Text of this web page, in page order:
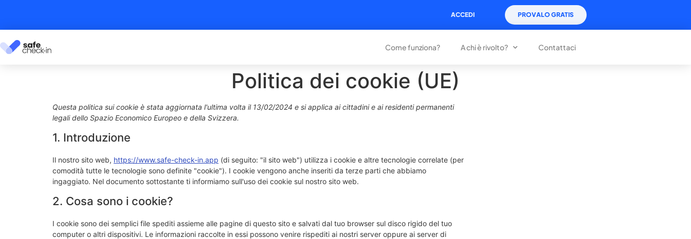
ACCEDI PROVALO GRATIS
Come funziona? A chi è rivolto? Contattaci
Politica dei cookie (UE)
Questa politica sui cookie è stata aggiornata l'ultima volta il 13/02/2024 e si applica ai cittadini e ai residenti permanenti
legali dello Spazio Economico Europeo e della Svizzera.
1. Introduzione
Il nostro sito web, https://www.safe-check-in.app (di seguito: "il sito web") utilizza i cookie e altre tecnologie correlate (per
comodità tutte le tecnologie sono definite "cookie"). I cookie vengono anche inseriti da terze parti che abbiamo
ingaggiato. Nel documento sottostante ti informiamo sull'uso dei cookie sul nostro sito web.
2. Cosa sono i cookie?
I cookie sono dei semplici file spediti assieme alle pagine di questo sito e salvati dal tuo browser sul disco rigido del tuo
computer o altri dispositivi. Le informazioni raccolte in essi possono venire rispediti ai nostri server oppure ai server di